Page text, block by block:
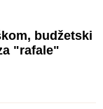
budžetski
"rafale"